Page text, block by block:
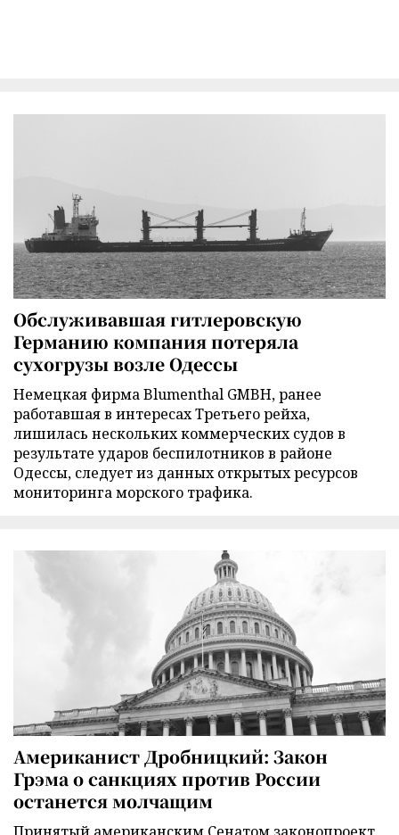
Обслуживавшая гитлеровскую
Германию компания потеряла
сухогрузы возле Одессы
Немецкая фирма Blumenthal GMBH, ранее
работавшая в интересах Третьего рейха,
лишилась нескольких коммерческих судов в
результате ударов беспилотников в районе
Одессы, следует из данных открытых ресурсов
мониторинга морского трафика.
Американист Дробницкий: Закон
Грэма о санкциях против России
останется молчащим